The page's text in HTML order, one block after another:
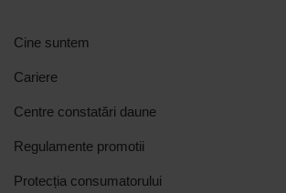
Cine suntem
Cariere
Centre constatări daune
Regulamente promotii
Protecția consumatorului